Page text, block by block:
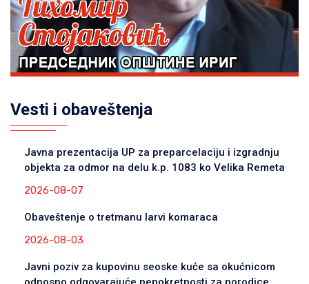
Vesti i obaveštenja
Javna prezentacija UP za preparcelaciju i izgradnju
objekta za odmor na delu k.p. 1083 ko Velika Remeta
2026-08-07
Obaveštenje o tretmanu larvi komaraca
2026-08-03
Javni poziv za kupovinu seoske kuće sa okućnicom